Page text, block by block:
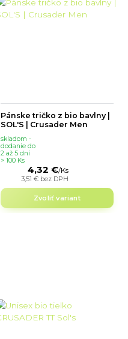
Pánske tričko z bio bavlny |
SOL'S | Crusader Men
4,32 €/Ks
3,51 € bez DPH
skladom -
dodanie do
2 až 5 dní
> 100 Ks
Zvoliť variant